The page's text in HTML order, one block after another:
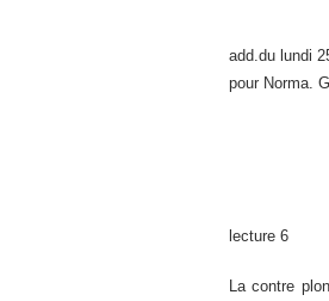
add.du lundi
pour Norma.
lecture 6
La contre